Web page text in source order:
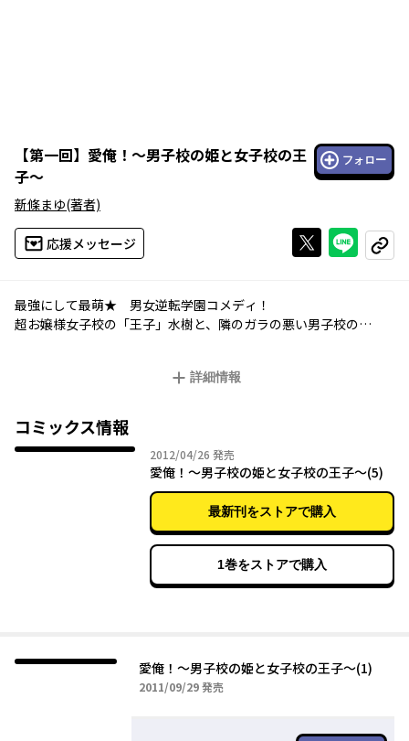
【第一回】 愛俺！～男子校の姫と女子校の王
子～
フォロー
新條まゆ(著者)
応援メッセージ Xで投稿する
ライン
コピー
最強にして最萌★ 男女逆転学園コメディ！
超お嬢様女子校の「王子」水樹と、隣のガラの悪い男子校の
詳細情報
コミックス情報
2012/04/26 2012年04月26日
発売
愛俺！～男子校の姫と女子校の王子～(5)
最新刊をストアで購入
1巻をストアで購入
愛俺！～男子校の姫と女子校の王子～(1)
2011/09/292011年09月29日
発売